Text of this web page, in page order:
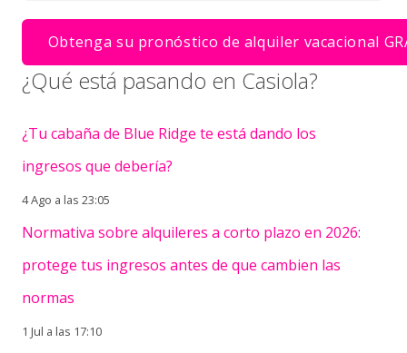
¿Qué está pasando en Casiola?
¿Tu cabaña de Blue Ridge te está dando los
ingresos que debería?
4 Ago a las 23:05
Normativa sobre alquileres a corto plazo en 2026:
protege tus ingresos antes de que cambien las
normas
1 Jul a las 17:10